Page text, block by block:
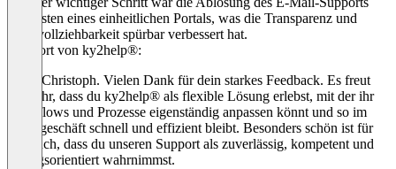
zugunsten eines einheitlichen Portals, was die Transparenz und
Nachvollziehbarkeit spürbar verbessert hat.
Antwort von ky2help®:
Hallo Christoph. Vielen Dank für dein starkes Feedback. Es freut
uns sehr, dass du ky2help® als flexible Lösung erlebst, mit der ihr
Workflows und Prozesse eigenständig anpassen könnt und so im
Tagesgeschäft schnell und effizient bleibt. Besonders schön ist für
uns auch, dass du unseren Support als zuverlässig, kompetent und
lösungsorientiert wahrnimmst.